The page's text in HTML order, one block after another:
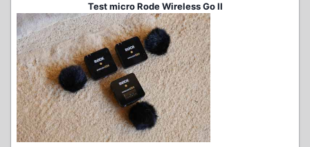
Test micro Rode Wireless Go II